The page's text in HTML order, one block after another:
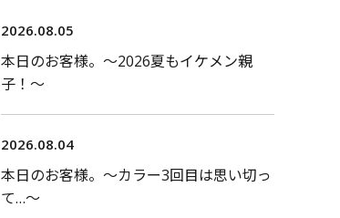
2026.08.05
本日のお客様。〜2026夏もイケメン親
子！〜
2026.08.04
本日のお客様。〜カラー3回目は思い切っ
て…〜